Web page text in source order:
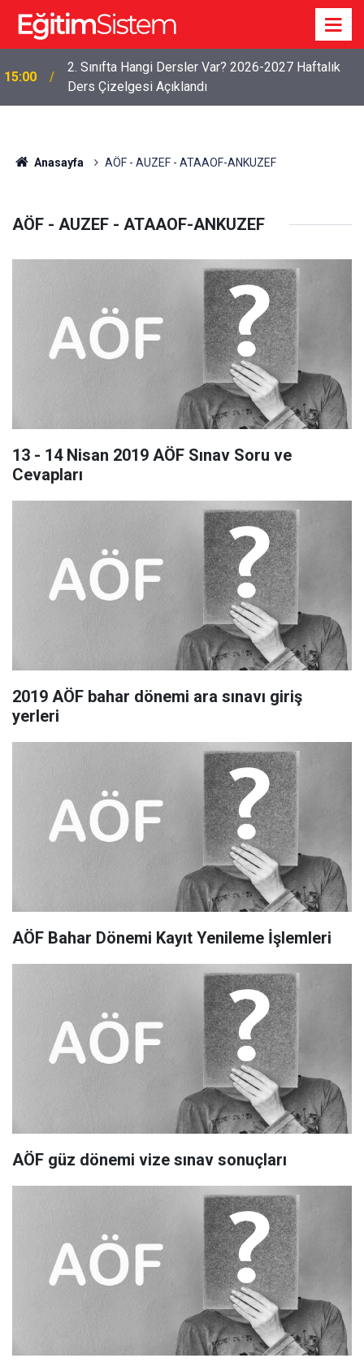
15:00
2. Sınıfta Hangi Dersler Var? 2026-2027 Haftalık
Ders Çizelgesi Açıklandı
13:15
2026 LGS 1. Nakil Sonuçları Erişime Açıldı
Anasayfa AÖF - AUZEF - ATAAOF-ANKUZEF
AÖF - AUZEF - ATAAOF-ANKUZEF
13 - 14 Nisan 2019 AÖF Sınav Soru ve
Cevapları
2019 AÖF bahar dönemi ara sınavı giriş
yerleri
AÖF Bahar Dönemi Kayıt Yenileme İşlemleri
AÖF güz dönemi vize sınav sonuçları